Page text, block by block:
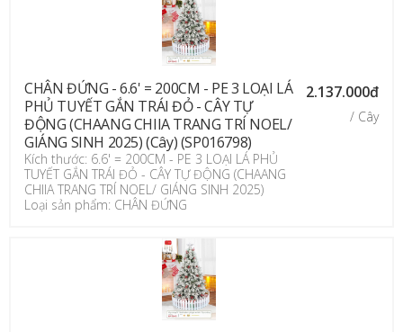
CHÂN ĐỨNG - 6.6' = 200CM - PE 3 LOẠI LÁ
PHỦ TUYẾT GẮN TRÁI ĐỎ - CÂY TỰ
ĐỘNG (CHAANG CHIIA TRANG TRÍ NOEL/
GIÁNG SINH 2025) (Cây) (SP016798)
Kích thước: 6.6' = 200CM - PE 3 LOẠI LÁ PHỦ
TUYẾT GẮN TRÁI ĐỎ - CÂY TỰ ĐỘNG (CHAANG
CHIIA TRANG TRÍ NOEL/ GIÁNG SINH 2025)
Loại sản phẩm: CHÂN ĐỨNG
2.137.000đ
/ Cây